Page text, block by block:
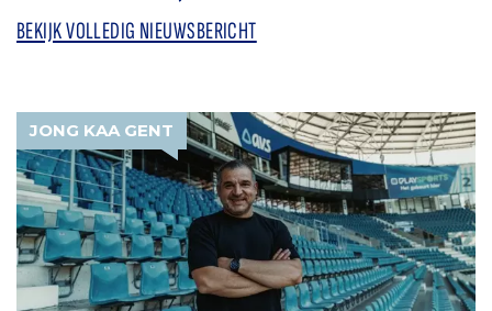
BEKIJK VOLLEDIG NIEUWSBERICHT
JONG KAA GENT